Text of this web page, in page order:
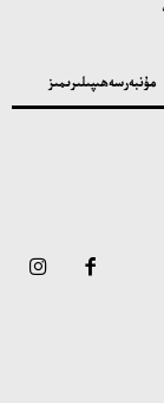
مۇنبەرسەھىپىلىرىمىز